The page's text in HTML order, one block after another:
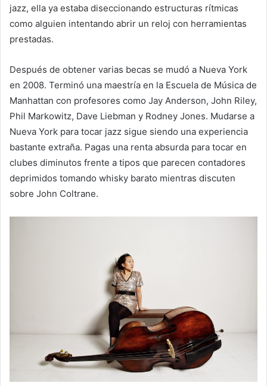
jazz, ella ya estaba diseccionando estructuras rítmicas
como alguien intentando abrir un reloj con herramientas
prestadas.
Después de obtener varias becas se mudó a Nueva York
en 2008. Terminó una maestría en la Escuela de Música de
Manhattan con profesores como Jay Anderson, John Riley,
Phil Markowitz, Dave Liebman y Rodney Jones. Mudarse a
Nueva York para tocar jazz sigue siendo una experiencia
bastante extraña. Pagas una renta absurda para tocar en
clubes diminutos frente a tipos que parecen contadores
deprimidos tomando whisky barato mientras discuten
sobre John Coltrane.